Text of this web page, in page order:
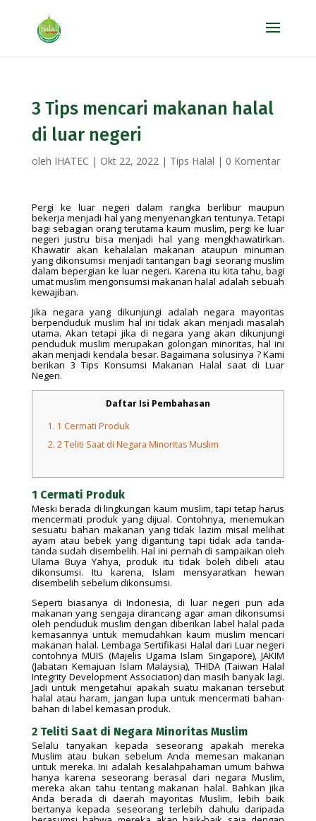
3 Tips mencari makanan halal
di luar negeri
oleh IHATEC | Okt 22, 2022| Tips Halal | 0 Komentar
Pergi ke luar negeri dalam rangka berlibur maupun
bekerja menjadi hal yang menyenangkan tentunya. Tetapi
bagi sebagian orang terutama kaum muslim, pergi ke luar
negeri justru bisa menjadi hal yang mengkhawatirkan.
Khawatir akan kehalalan makanan ataupun minuman
yang dikonsumsi menjadi tantangan bagi seorang muslim
dalam bepergian ke luar negeri. Karena itu kita tahu, bagi
umat muslim mengonsumsi makanan halal adalah sebuah
kewajiban.
Jika negara yang dikunjungi adalah negara mayoritas
berpenduduk muslim hal ini tidak akan menjadi masalah
utama. Akan tetapi jika di negara yang akan dikunjungi
penduduk muslim merupakan golongan minoritas, hal ini
akan menjadi kendala besar. Bagaimana solusinya ? Kami
berikan 3 Tips Konsumsi Makanan Halal saat di Luar
Negeri.
Daftar Isi Pembahasan
1. 1 Cermati Produk
2. 2 Teliti Saat di Negara Minoritas Muslim
1 Cermati Produk
Meski berada di lingkungan kaum muslim, tapi tetap harus
mencermati produk yang dijual. Contohnya, menemukan
sesuatu bahan makanan yang tidak lazim misal melihat
ayam atau bebek yang digantung tapi tidak ada tanda-
tanda sudah disembelih. Hal ini pernah di sampaikan oleh
Ulama Buya Yahya, produk itu tidak boleh dibeli atau
dikonsumsi. Itu karena, Islam mensyaratkan hewan
disembelih sebelum dikonsumsi.
Seperti biasanya di Indonesia, di luar negeri pun ada
makanan yang sengaja dirancang agar aman dikonsumsi
oleh penduduk muslim dengan diberikan label halal pada
kemasannya untuk memudahkan kaum muslim mencari
makanan halal. Lembaga Sertifikasi Halal dari Luar negeri
contohnya MUIS (Majelis Ugama Islam Singapore), JAKIM
(Jabatan Kemajuan Islam Malaysia), THIDA (Taiwan Halal
Integrity Development Association) dan masih banyak lagi.
Jadi untuk mengetahui apakah suatu makanan tersebut
halal atau haram, jangan lupa untuk mencermati bahan-
bahan di label kemasan produk.
2 Teliti Saat di Negara Minoritas Muslim
Selalu tanyakan kepada seseorang apakah mereka
Muslim atau bukan sebelum Anda memesan makanan
untuk mereka. Ini adalah kesalahpahaman umum bahwa
hanya karena seseorang berasal dari negara Muslim,
mereka akan tahu tentang makanan halal. Bahkan jika
Anda berada di daerah mayoritas Muslim, lebih baik
bertanya kepada seseorang terlebih dahulu daripada